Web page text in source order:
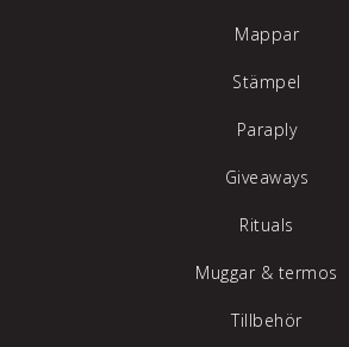
Mappar
Stämpel
Paraply
Giveaways
Rituals
Muggar & termos
Tillbehör